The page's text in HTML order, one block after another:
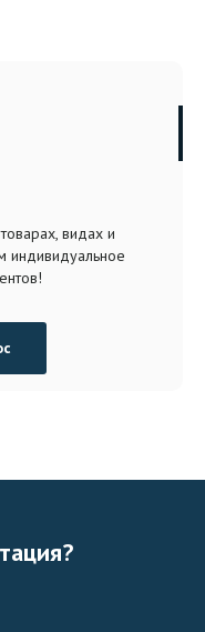
видах и
индивидуальное